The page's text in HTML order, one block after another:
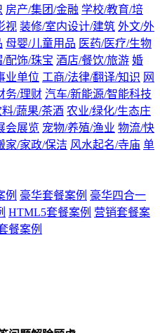
房产/集团/金融 学校/教育/培
视 装修/室内设计/建筑 外文/外
母婴/儿童用品 医药/医疗/生物
配饰/珠宝 酒店/餐饮/旅游 婚
业单位 工商/法律/翻译/知识 网
务/理财 汽车/新能源/智能科技
/蔬果/茶酒 农业/绿化/生态庄
会展览 宠物/养殖/渔业 物流/快
家/家政/保洁 风水起名/寺庙 单
例 豪华套餐案例 豪华四合一
HTML5套餐案例 营销套餐案
餐案例